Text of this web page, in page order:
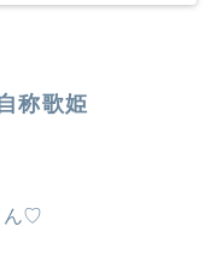
称歌姫
ん♡